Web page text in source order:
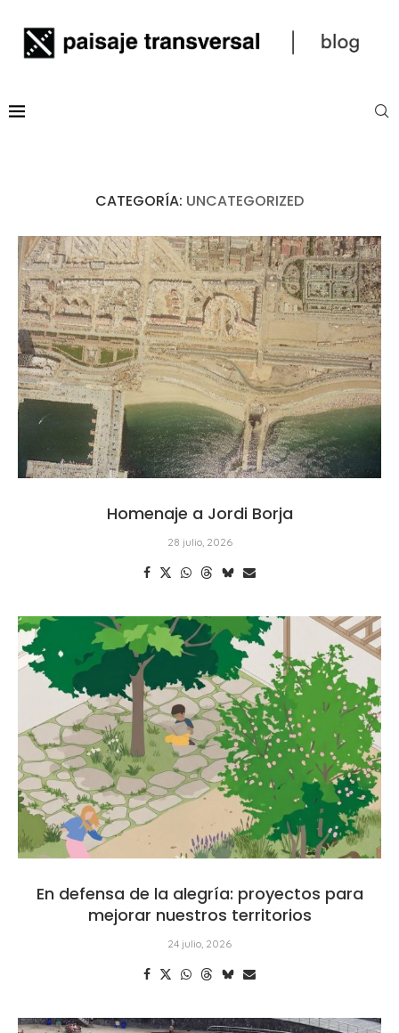
CATEGORÍA: UNCATEGORIZED
Homenaje a Jordi Borja
28 julio, 2026
En defensa de la alegría: proyectos para
mejorar nuestros territorios
24 julio, 2026